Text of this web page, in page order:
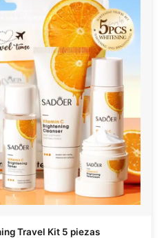
Travel Kit 5 piezas